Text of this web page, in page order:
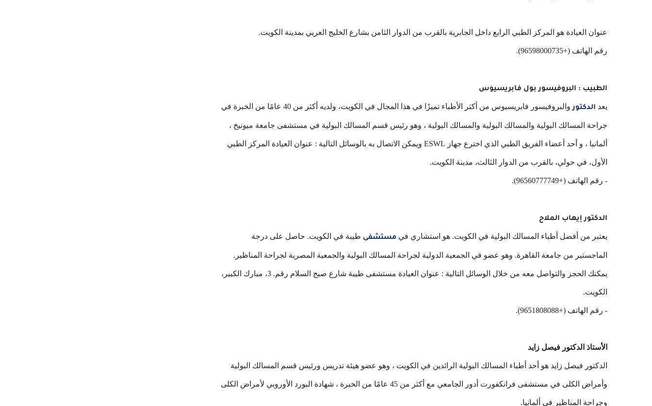
عنوان العيادة هو المركز الطبي الرابع داخل الجابرية بالقرب من الدوار الثامن بشارع الخليج العربي بمدينة الكويت.
رقم الهاتف (+96598000735).
الطبيب : البروفيسور بول فابريسيوس
يعد الدكتور والبروفيسور فابريسيوس من أكثر الأطباء تميزًا في هذا المجال في الكويت، ولديه أكثر من 40 عامًا من الخبرة في
جراحة المسالك البولية والمسالك البولية والمسالك البولية ، وهو رئيس قسم المسالك البولية في مستشفى جامعة ميونيخ ،
ألمانيا ، و أحد أعضاء الفريق الطبي الذي اخترع جهاز ESWL ويمكن الاتصال به بالوسائل التالية : عنوان العيادة المركز الطبي
الأول، في حولي، بالقرب من الدوار الثالث، مدينة الكويت.
- رقم الهاتف (+96560777749).
الدكتور إيهاب الملاح
يعتبر من أفضل أطباء المسالك البولية في الكويت. هو استشاري في مستشفى طيبة في الكويت. حاصل على درجة
الماجستير من جامعة القاهرة. وهو عضو في الجمعية الدولية لجراحة المسالك البولية والجمعية المصرية لجراحة المناظير.
يمكنك الحجز والتواصل معه من خلال الوسائل التالية : عنوان العيادة مستشفى طيبة شارع صبح السلام رقم. 3، مبارك الكبير،
الكويت.
- رقم الهاتف (+9651808088).
الأستاذ الدكتور فيصل زايد
الدكتور فيصل زايد هو أحد أطباء المسالك البولية الرائدين في الكويت ، وهو عضو هيئة تدريس ورئيس قسم المسالك البولية
وأمراض الكلى في مستشفى فرانكفورت أدور الجامعي مع أكثر من 45 عامًا من الخبرة ، شهادة البورد الأوروبي لأمراض الكلى
وجراحة المناظير في ألمانيا.